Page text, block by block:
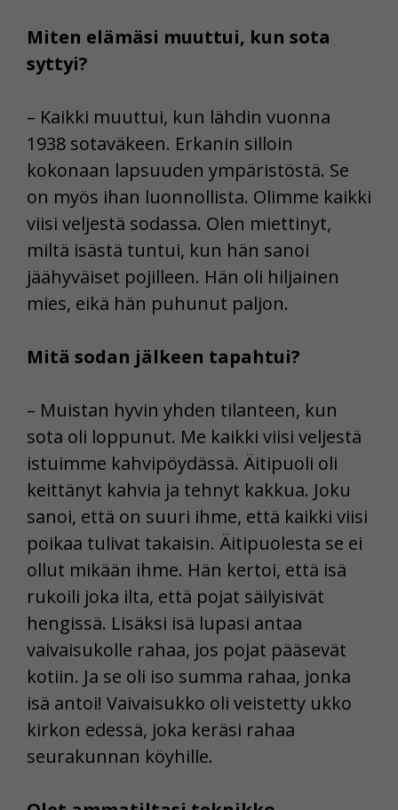
Miten elämäsi muuttui, kun sota
syttyi?
– Kaikki muuttui, kun lähdin vuonna
1938 sotaväkeen. Erkanin silloin
kokonaan lapsuuden ympäristöstä. Se
on myös ihan luonnollista. Olimme kaikki
viisi veljestä sodassa. Olen miettinyt,
miltä isästä tuntui, kun hän sanoi
jäähyväiset pojilleen. Hän oli hiljainen
mies, eikä hän puhunut paljon.
Mitä sodan jälkeen tapahtui?
– Muistan hyvin yhden tilanteen, kun
sota oli loppunut. Me kaikki viisi veljestä
istuimme kahvipöydässä. Äitipuoli oli
keittänyt kahvia ja tehnyt kakkua. Joku
sanoi, että on suuri ihme, että kaikki viisi
poikaa tulivat takaisin. Äitipuolesta se ei
ollut mikään ihme. Hän kertoi, että isä
rukoili joka ilta, että pojat säilyisivät
hengissä. Lisäksi isä lupasi antaa
vaivaisukolle rahaa, jos pojat pääsevät
kotiin. Ja se oli iso summa rahaa, jonka
isä antoi! Vaivaisukko oli veistetty ukko
kirkon edessä, joka keräsi rahaa
seurakunnan köyhille.